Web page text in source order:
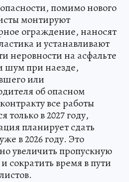
помимо нового
монтируют
ограждение, наносят
и устанавливают
неровности на асфальте
шум при наезде,
или
об опасном
все работы
в 2027 году,
планирует сдать
в 2026 году. Это
увеличить пропускную
сократить время в пути